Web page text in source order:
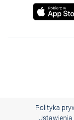
Polityka